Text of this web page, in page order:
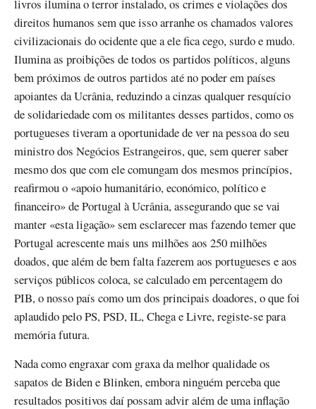
livros ilumina o terror instalado, os crimes e violações dos
direitos humanos sem que isso arranhe os chamados valores
civilizacionais do ocidente que a ele fica cego, surdo e mudo.
Ilumina as proibições de todos os partidos políticos, alguns
bem próximos de outros partidos até no poder em países
apoiantes da Ucrânia, reduzindo a cinzas qualquer resquício
de solidariedade com os militantes desses partidos, como os
portugueses tiveram a oportunidade de ver na pessoa do seu
ministro dos Negócios Estrangeiros, que, sem querer saber
mesmo dos que com ele comungam dos mesmos princípios,
reafirmou o «apoio humanitário, económico, político e
financeiro» de Portugal à Ucrânia, assegurando que se vai
manter «esta ligação» sem esclarecer mas fazendo temer que
Portugal acrescente mais uns milhões aos 250 milhões
doados, que além de bem falta fazerem aos portugueses e aos
serviços públicos coloca, se calculado em percentagem do
PIB, o nosso país como um dos principais doadores, o que foi
aplaudido pelo PS, PSD, IL, Chega e Livre, registe-se para
memória futura.
Nada como engraxar com graxa da melhor qualidade os
sapatos de Biden e Blinken, embora ninguém perceba que
resultados positivos daí possam advir além de uma inflação